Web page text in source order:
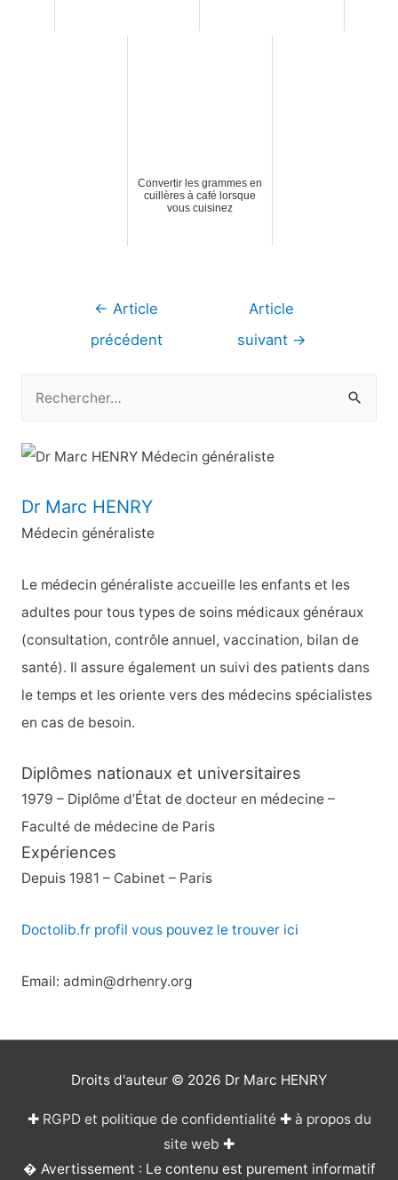
Convertir les grammes en
cuillères à café lorsque
vous cuisinez
Navigation
← Article
précédent
Article
suivant →
c
e
r
h
e
r
:
Dr Marc HENRY
Médecin généraliste
Le médecin généraliste accueille les enfants et les
adultes pour tous types de soins médicaux généraux
(consultation, contrôle annuel, vaccination, bilan de
santé). Il assure également un suivi des patients dans
le temps et les oriente vers des médecins spécialistes
en cas de besoin.
Diplômes nationaux et universitaires
1979 – Diplôme d’État de docteur en médecine –
Faculté de médecine de Paris
Expériences
Depuis 1981 – Cabinet – Paris
Doctolib.fr profil vous pouvez le trouver ici
Email: admin@drhenry.org
Droits d'auteur © 2026 Dr Marc HENRY
✚ RGPD et politique de confidentialité✚ à propos du
site web ✚
� Avertissement : Le contenu est purement informatif